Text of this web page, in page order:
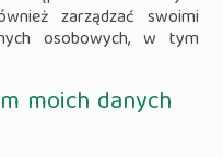
zarządzać swoimi
osobowych, w tym
moich danych